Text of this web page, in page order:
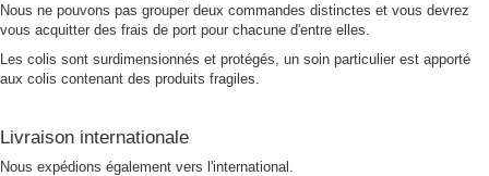
Nous ne pouvons pas grouper deux commandes distinctes et vous devrez
vous acquitter des frais de port pour chacune d'entre elles.
Les colis sont surdimensionnés et protégés, un soin particulier est apporté
aux colis contenant des produits fragiles.
Livraison internationale
Nous expédions également vers l'international.